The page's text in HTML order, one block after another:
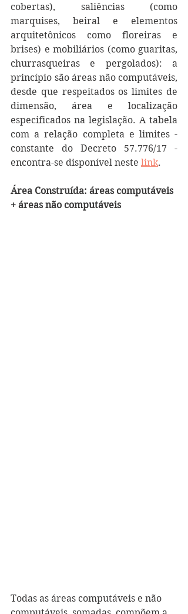
cobertas), saliências (como
marquises, beiral e elementos
arquitetônicos como floreiras e
brises) e mobiliários (como guaritas,
churrasqueiras e pergolados): a
princípio são áreas não computáveis,
desde que respeitados os limites de
dimensão, área e localização
especificados na legislação. A tabela
com a relação completa e limites -
constante do Decreto 57.776/17 -
encontra-se disponível neste link.
Área Construída: áreas computáveis
+ áreas não computáveis
Todas as áreas computáveis e não